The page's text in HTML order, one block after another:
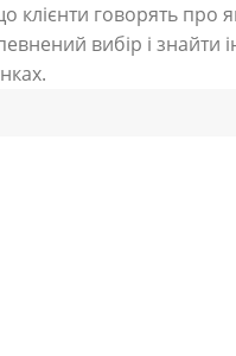
говорять про
вибір і знайти